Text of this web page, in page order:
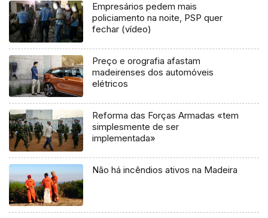
Empresários pedem mais
policiamento na noite, PSP quer
fechar (vídeo)
Preço e orografia afastam
madeirenses dos automóveis
elétricos
Reforma das Forças Armadas «tem
simplesmente de ser
implementada»
Não há incêndios ativos na Madeira